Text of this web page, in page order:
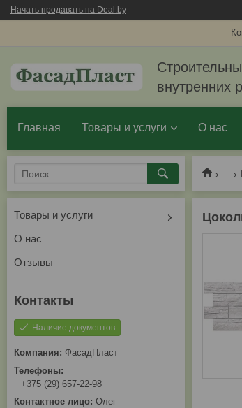
Начать продавать на Deal.by
внутренних
Главная Товары и услуги О нас
Товары и услуги
О нас
Отзывы
Наличие документов
ФасадПласт
+375 (29) 657-22-98
Олег